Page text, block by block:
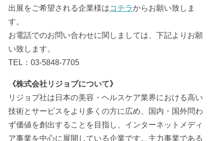
出展をご希望される企業様はコチラからお願い致しま
す。
お電話でのお問い合わせに関しましては、下記よりお願
い致します。
TEL：03-5848-7705
《株式会社リジョブについて》
リジョブ社は日本の美容・ヘルスケア業界における高い
技術とサービスをより多くの方に広め、国内・国外問わ
ず価値を創出することを目指し、インターネットメディ
ア事業を中心に展開している企業です。主力事業である